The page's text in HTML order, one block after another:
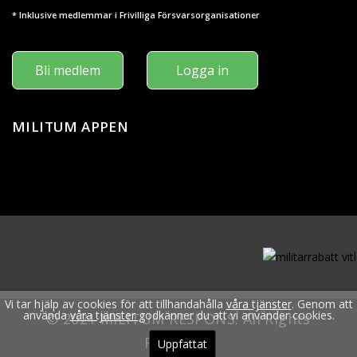
* Inklusive medlemmar i Frivilliga Försvarsorganisationer
Bli medlem Logga in
MILITUM APPEN
© 2021 MILITUM RESPONS. All Rights
Reserved.
Vi tar hjälp av cookies för att tillhandahålla våra tjänster. Genom att
användavåra tjänstergodkänner du att vi använder cookies.
Uppfattat